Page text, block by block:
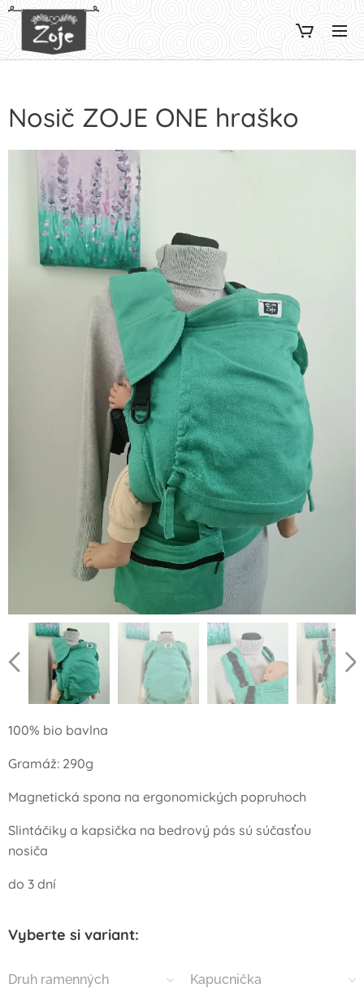
Nosič ZOJE ONE hraško
100% bio bavlna
Gramáž: 290g
Magnetická spona na ergonomických popruhoch
Slintáčiky a kapsička na bedrový pás sú súčasťou
nosiča
do 3 dní
Vyberte si variant:
Druh ramenných
Kapucnička